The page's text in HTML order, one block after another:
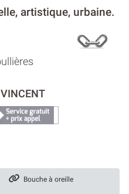
artistique, urbaine.
Bouche à oreille